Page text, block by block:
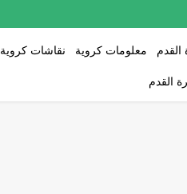
معلومات كروية نقاشات كروية
القدم